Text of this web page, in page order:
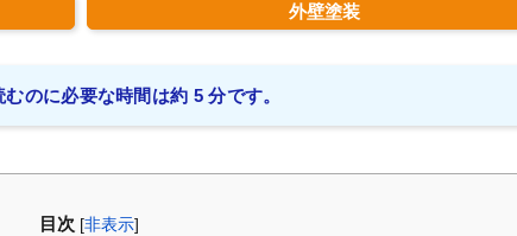
外壁塗装
のに必要な時間は約 5 分です。
目次 [非表示]